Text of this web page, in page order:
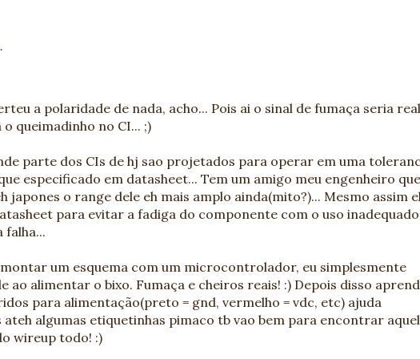
a polaridade de nada, acho... Pois ai o sinal de fumaça seria
queimadinho no CI... ;)
parte dos CIs de hj sao projetados para operar em uma
especificado em datasheet... Tem um amigo meu engenheiro que
japones o range dele eh mais amplo ainda(mito?)... Mesmo assim
para evitar a fadiga do componente com o uso
falha...
um esquema com um microcontrolador, eu simplesmente
ao alimentar o bixo. Fumaça e cheiros reais! :) Depois disso
para alimentação(preto = gnd, vermelho = vdc, etc) ajuda
ateh algumas etiquetinhas pimaco tb vao bem para encontrar
wireup todo! :)